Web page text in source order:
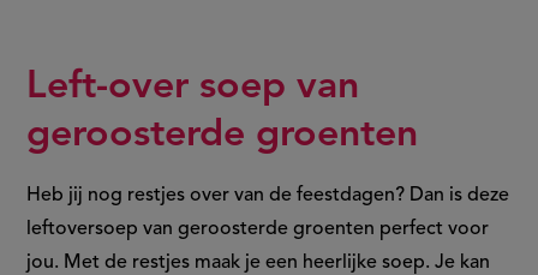
Left-over soep van
geroosterde groenten
Heb jij nog restjes over van de feestdagen? Dan is deze
leftoversoep van geroosterde groenten perfect voor
jou. Met de restjes maak je een heerlijke soep. Je kan